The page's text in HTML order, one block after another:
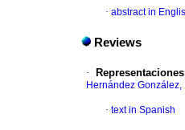
· abstract in
Reviews
·
Hernández González,
· text in Spanish